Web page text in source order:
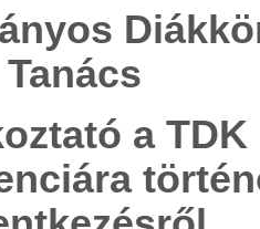
Tanács
a TDK